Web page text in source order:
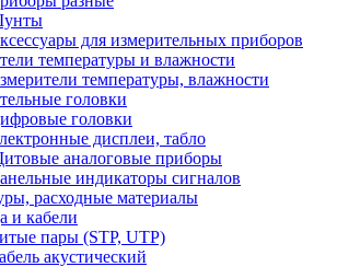
для измерительных приборов
температуры и влажности
температуры, влажности
головки
головки
дисплеи, табло
аналоговые приборы
индикаторы сигналов
расходные материалы
и кабели
пары (STP, UTP)
акустический